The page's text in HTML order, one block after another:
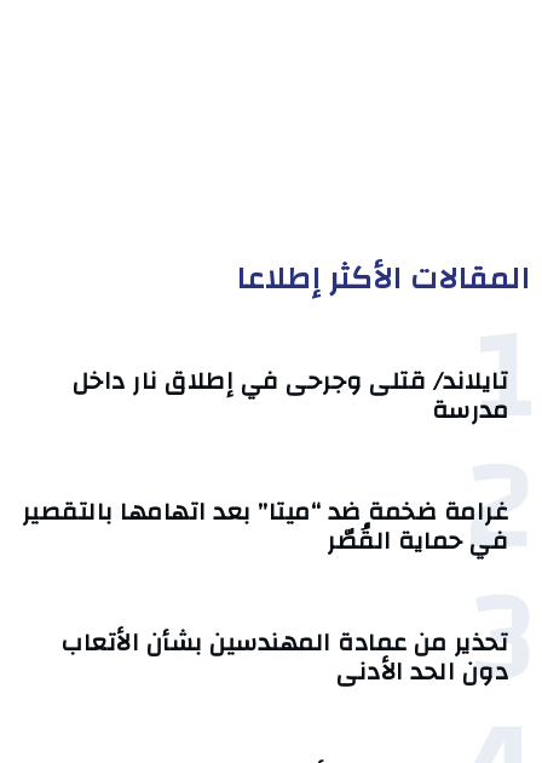
المقالات الأكثر إطلاعا
1
تايلاند/ قتلى وجرحى في إطلاق نار داخل
مدرسة
2
غرامة ضخمة ضد “ميتا” بعد اتهامها بالتقصير
في حماية القُصّر
3
تحذير من عمادة المهندسين بشأن الأتعاب
دون الحد الأدنى